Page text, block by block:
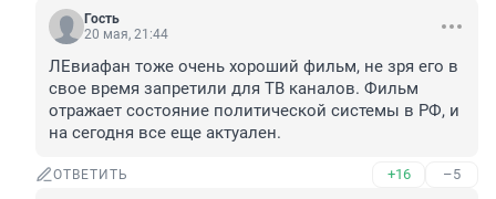
Гость
20 мая, 21:44
ЛЕвиафан тоже очень хороший фильм, не зря его в
свое время запретили для ТВ каналов. Фильм
отражает состояние политической системы в РФ, и
на сегодня все еще актуален.
ОТВЕТИТЬ +16 –5